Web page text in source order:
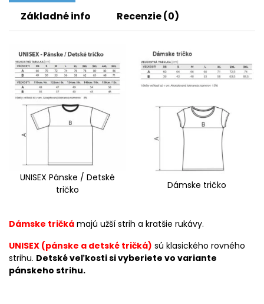
Základné info Recenzie (0)
UNISEX Pánske / Detské
tričko
Dámske tričko
Dámske tričká majú užší strih a kratšie rukávy.
UNISEX (pánske a detské tričká) sú klasického rovného
strihu. Detské veľkosti si vyberiete vo variante
pánskeho strihu.